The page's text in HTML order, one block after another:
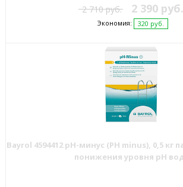
2 710 руб. 2 390 руб.
Экономия: 320 руб.
Bayrol 4594412 pH-минус (PH minus), 0,5 кг
понижения уровня рН